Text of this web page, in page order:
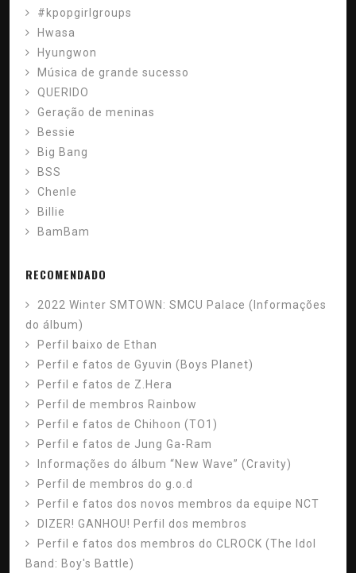
#kpopgirlgroups
Hwasa
Hyungwon
Música de grande sucesso
QUERIDO
Geração de meninas
Bessie
Big Bang
BSS
Chenle
Billie
BamBam
RECOMENDADO
2022 Winter SMTOWN: SMCU Palace (Informações
do álbum)
Perfil baixo de Ethan
Perfil e fatos de Gyuvin (Boys Planet)
Perfil e fatos de Z.Hera
Perfil de membros Rainbow
Perfil e fatos de Chihoon (TO1)
Perfil e fatos de Jung Ga-Ram
Informações do álbum “New Wave” (Cravity)
Perfil de membros do g.o.d
Perfil e fatos dos novos membros da equipe NCT
DIZER! GANHOU! Perfil dos membros
Perfil e fatos dos membros do CLROCK (The Idol
Band: Boy's Battle)